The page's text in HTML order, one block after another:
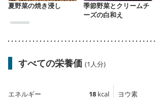
夏野菜の焼き浸し
季節野菜とクリームチ
ーズの白和え
すべての栄養価 (1人分)
エネルギー 18 kcal
ヨウ素